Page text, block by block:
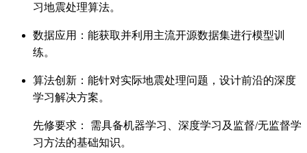
习地震处理算法。
数据应用：能获取并利用主流开源数据集进行模型训
练。
算法创新：能针对实际地震处理问题，设计前沿的深度
学习解决方案。
先修要求： 需具备机器学习、深度学习及监督/无监督学
习方法的基础知识。